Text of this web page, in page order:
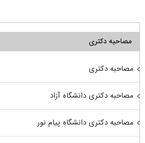
مصاحبه دکتری
مصاحبه دکتری
مصاحبه دکتری دانشگاه آزاد
مصاحبه دکتری دانشگاه پیام نور